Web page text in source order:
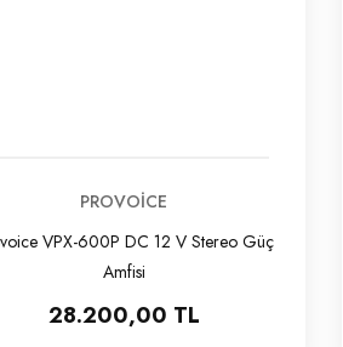
PROVOICE
VPX-600P DC 12 V Stereo Güç
Amfisi
28.200,00 TL